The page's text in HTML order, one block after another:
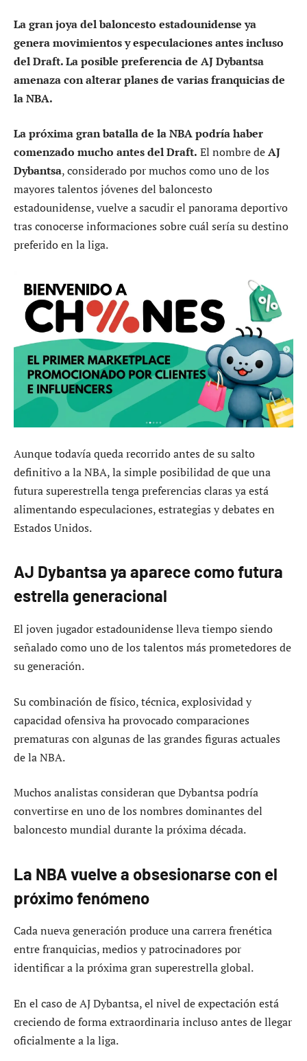
La gran joya del baloncesto estadounidense ya
genera movimientos y especulaciones antes incluso
del Draft. La posible preferencia de AJ Dybantsa
amenaza con alterar planes de varias franquicias de
la NBA.
La próxima gran batalla de la NBA podría haber
comenzado mucho antes del Draft. El nombre deAJ
Dybantsa, considerado por muchos como uno de los
mayores talentos jóvenes del baloncesto
estadounidense, vuelve a sacudir el panorama deportivo
tras conocerse informaciones sobre cuál sería su destino
preferido en la liga.
Aunque todavía queda recorrido antes de su salto
definitivo a la NBA, la simple posibilidad de que una
futura superestrella tenga preferencias claras ya está
alimentando especulaciones, estrategias y debates en
Estados Unidos.
AJ Dybantsa ya aparece como futura
estrella generacional
El joven jugador estadounidense lleva tiempo siendo
señalado como uno de los talentos más prometedores de
su generación.
Su combinación de físico, técnica, explosividad y
capacidad ofensiva ha provocado comparaciones
prematuras con algunas de las grandes figuras actuales
de la NBA.
Muchos analistas consideran que Dybantsa podría
convertirse en uno de los nombres dominantes del
baloncesto mundial durante la próxima década.
La NBA vuelve a obsesionarse con el
próximo fenómeno
Cada nueva generación produce una carrera frenética
entre franquicias, medios y patrocinadores por
identificar a la próxima gran superestrella global.
En el caso de AJ Dybantsa, el nivel de expectación está
creciendo de forma extraordinaria incluso antes de llegar
oficialmente a la liga.